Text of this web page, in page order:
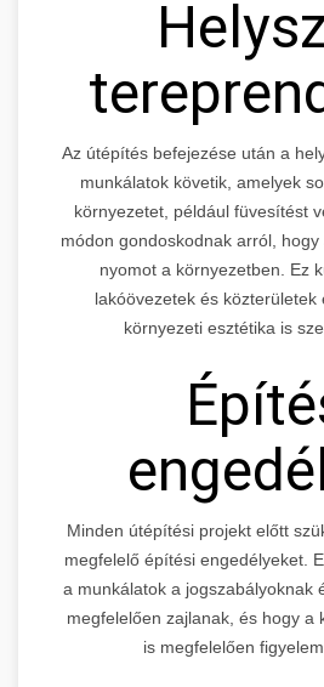
Az útépítés befejezése után a
munkálatok követik, amelyek
környezetet, például füvesítést
módon gondoskodnak arról,
nyomot a környezetben. Ez
lakóövezetek és közterületek
környezeti esztétika is
Minden útépítési projekt előtt
megfelelő építési engedélyeket.
a munkálatok a jogszabályoknak
megfelelően zajlanak, és hogy a
is megfelelően